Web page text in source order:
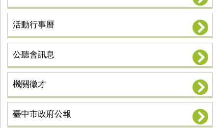
活動行事曆
公聽會訊息
機關徵才
臺中市政府公報